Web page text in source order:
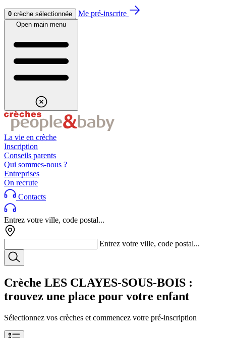
Aller au contenuAller au footer
0 crèche sélectionnée Me pré-inscrire
Open main menu
La vie en crèche
Inscription
Conseils parents
Qui sommes-nous ?
Entreprises
On recrute
Contacts
Entrez votre ville, code postal...
Entrez votre ville, code postal...
Crèche LES CLAYES-SOUS-BOIS :
trouvez une place pour votre enfant
Sélectionnez vos crèches et commencez votre pré-inscription